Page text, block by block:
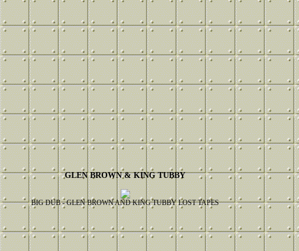
GLEN BROWN & KING TUBBY
BIG DUB - GLEN BROWN AND KING TUBBY LOST TAPES